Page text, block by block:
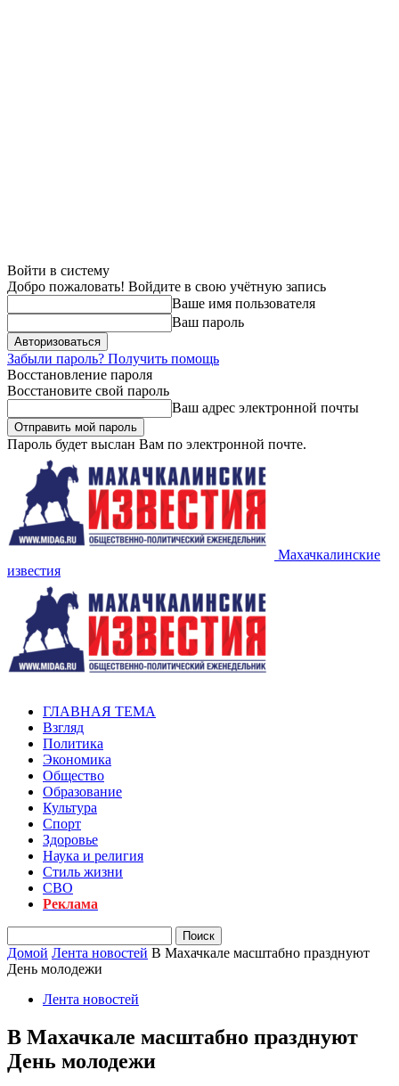
Войти в систему
Добро пожаловать! Войдите в свою учётную запись
Ваше имя пользователя
Ваш пароль
Забыли пароль? Получить помощь
Восстановление пароля
Восстановите свой пароль
Ваш адрес электронной почты
Пароль будет выслан Вам по электронной почте.
Махачкалинские
известия
ГЛАВНАЯ ТЕМА
Взгляд
Политика
Экономика
Общество
Образование
Культура
Спорт
Здоровье
Наука и религия
Стиль жизни
СВО
Реклама
Домой Лента новостей В Махачкале масштабно празднуют
День молодежи
Лента новостей
В Махачкале масштабно празднуют
День молодежи